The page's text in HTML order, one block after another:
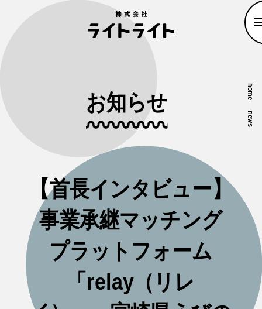
お知らせ
【首長インタビュー】
事業承継マッチング
プラットフォーム
「relay（リレ
home
—
news